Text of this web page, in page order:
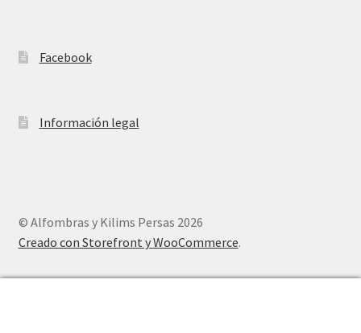
Facebook
Información legal
© Alfombras y Kilims Persas 2026
Creado con Storefront y WooCommerce.